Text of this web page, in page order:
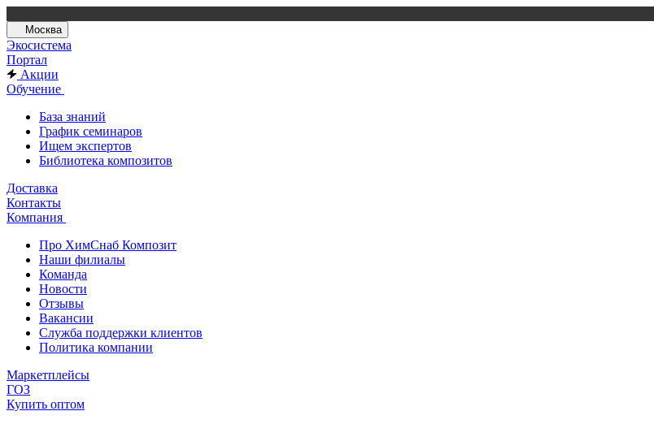
Москва
Экосистема
Портал
Акции
Обучение
База знаний
График семинаров
Ищем экспертов
Библиотека композитов
Доставка
Контакты
Компания
Про ХимСнаб Композит
Наши филиалы
Команда
Новости
Отзывы
Вакансии
Служба поддержки клиентов
Политика компании
Маркетплейсы
ГОЗ
Купить оптом